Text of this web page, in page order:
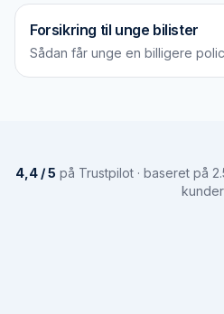
Forsikring til unge bilister
Sådan får unge en billigere
4,4 / 5 på Trustpilot · baseret på
kunder